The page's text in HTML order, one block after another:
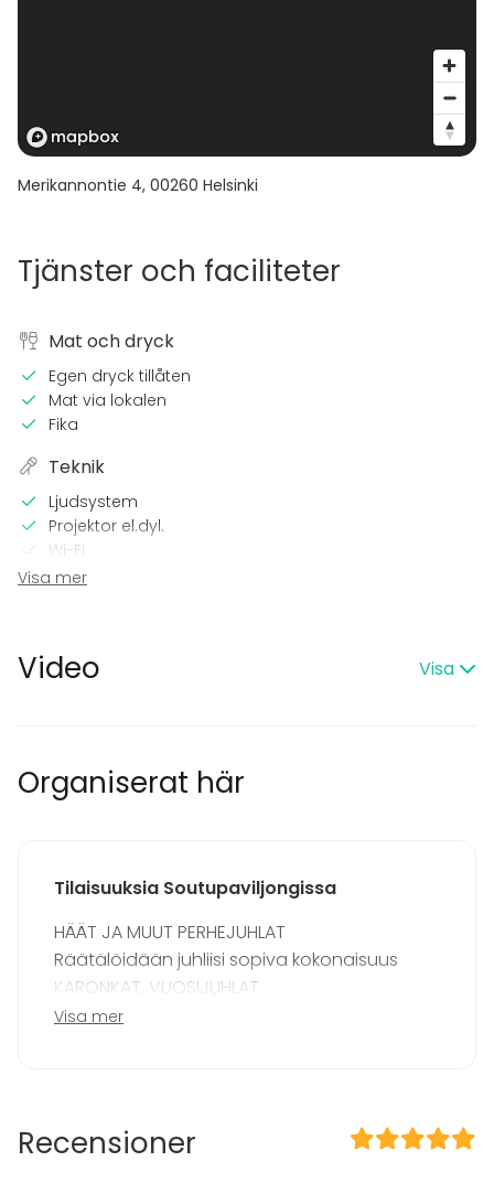
Merikannontie 4, 00260 Helsinki
Tjänster och faciliteter
Mat och dryck
Egen dryck tillåten
Mat via lokalen
Fika
Teknik
Ljudsystem
Projektor el.dyl.
Wi-Fi
TV
Terrass
Högljudd musik OK
Utrustning
Whiteboard / Blädderblock
Bröllop
Spa / relax / bastu
Middag / Lunch
Konferens
Upplevelse / aktivitet
Visa mer
Video Visa
Organiserat här
Tilaisuuksia Soutupaviljongissa
HÄÄT JA MUUT PERHEJUHLAT
Räätälöidään juhliisi sopiva kokonaisuus
KARONKAT, VUOSIJUHLAT
Nostalgista tunnelmaa vuosijuhliin
Voit rakentaa pikkujoulut teeman ympärille
RAPUJUHLAT
Visa mer
Recensioner